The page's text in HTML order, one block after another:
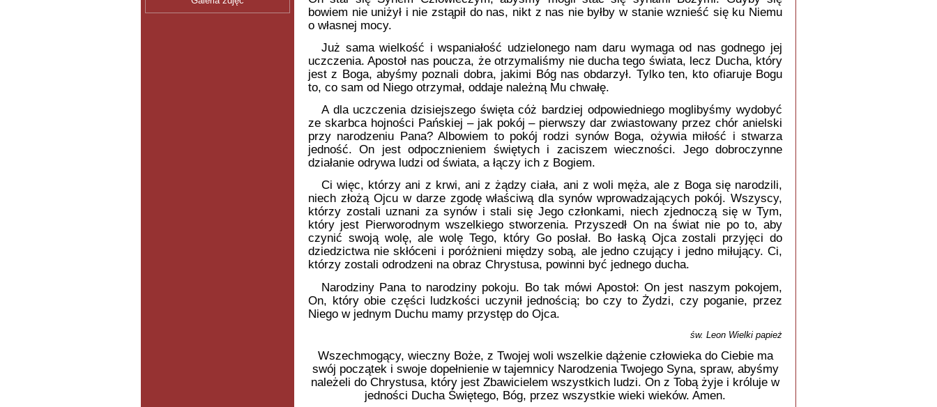
bowiem nie uniżył i nie zstąpił do nas, nikt z nas nie byłby w stanie wznieść się ku Niemu
o własnej mocy.
Już sama wielkość i wspaniałość udzielonego nam daru wymaga od nas godnego jej
uczczenia. Apostoł nas poucza, że otrzymaliśmy nie ducha tego świata, lecz Ducha, który
jest z Boga, abyśmy poznali dobra, jakimi Bóg nas obdarzył. Tylko ten, kto ofiaruje Bogu
to, co sam od Niego otrzymał, oddaje należną Mu chwałę.
A dla uczczenia dzisiejszego święta cóż bardziej odpowiedniego moglibyśmy wydobyć
ze skarbca hojności Pańskiej – jak pokój – pierwszy dar zwiastowany przez chór anielski
przy narodzeniu Pana? Albowiem to pokój rodzi synów Boga, ożywia miłość i stwarza
jedność. On jest odpocznieniem świętych i zaciszem wieczności. Jego dobroczynne
działanie odrywa ludzi od świata, a łączy ich z Bogiem.
Ci więc, którzy ani z krwi, ani z żądzy ciała, ani z woli męża, ale z Boga się narodzili,
niech złożą Ojcu w darze zgodę właściwą dla synów wprowadzających pokój. Wszyscy,
którzy zostali uznani za synów i stali się Jego członkami, niech zjednoczą się w Tym,
który jest Pierworodnym wszelkiego stworzenia. Przyszedł On na świat nie po to, aby
czynić swoją wolę, ale wolę Tego, który Go posłał. Bo łaską Ojca zostali przyjęci do
dziedzictwa nie skłóceni i poróżnieni między sobą, ale jedno czujący i jedno miłujący. Ci,
którzy zostali odrodzeni na obraz Chrystusa, powinni być jednego ducha.
Narodziny Pana to narodziny pokoju. Bo tak mówi Apostoł: On jest naszym pokojem,
On, który obie części ludzkości uczynił jednością; bo czy to Żydzi, czy poganie, przez
Niego w jednym Duchu mamy przystęp do Ojca.
św. Leon Wielki papież
Wszechmogący, wieczny Boże, z Twojej woli wszelkie dążenie człowieka do Ciebie ma
swój początek i swoje dopełnienie w tajemnicy Narodzenia Twojego Syna, spraw, abyśmy
należeli do Chrystusa, który jest Zbawicielem wszystkich ludzi. On z Tobą żyje i króluje w
jedności Ducha Świętego, Bóg, przez wszystkie wieki wieków. Amen.